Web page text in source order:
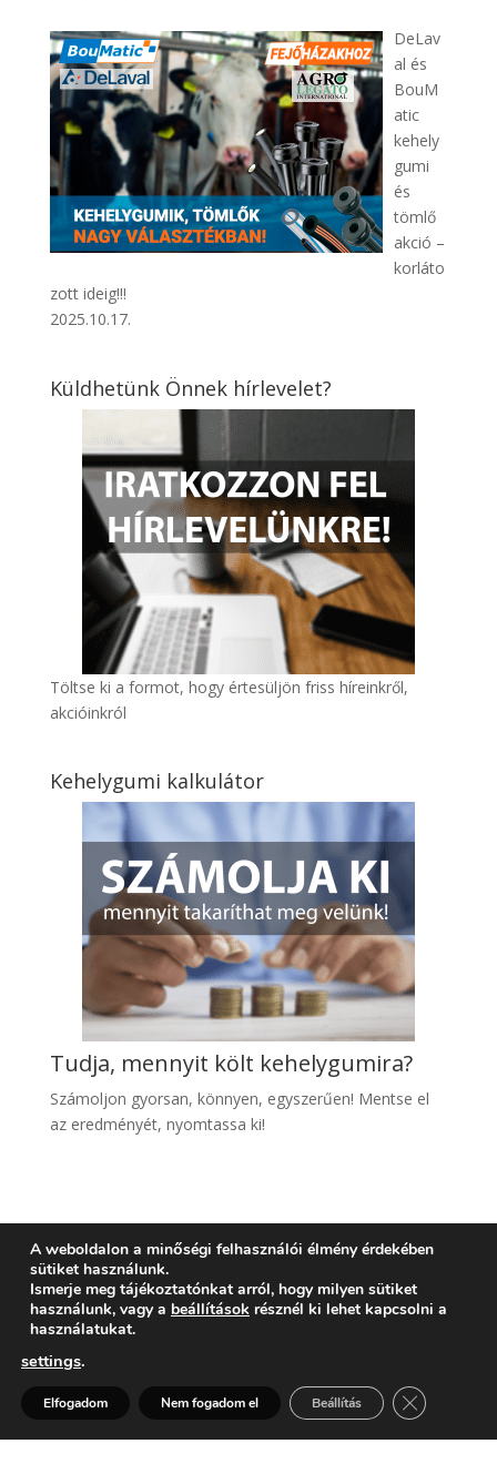
DeLav
al és
BouM
atic
kehely
gumi
és
tömlő
akció –
korláto
zott ideig!!!
2025.10.17.
Küldhetünk Önnek hírlevelet?
Töltse ki a formot, hogy értesüljön friss híreinkről,
akcióinkról
Kehelygumi kalkulátor
Tudja, mennyit költ kehelygumira?
Számoljon gyorsan, könnyen, egyszerűen! Mentse el
az eredményét, nyomtassa ki!
Kérdezne, árajánlatot
A weboldalon a minőségi felhasználói élmény érdekében
sütiket használunk.
Ismerje meg tájékoztatónkat arról, hogy milyen sütiket
használunk, vagy a beállítások résznél ki lehet kapcsolni a
használatukat.
settings.
Elfogadom Nem fogadom el Beállítás Close
Kérdése van? Segítünk >
chaty